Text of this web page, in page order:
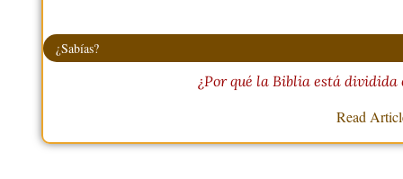
¿Sabías?
¿Por qué la Biblia está
Read